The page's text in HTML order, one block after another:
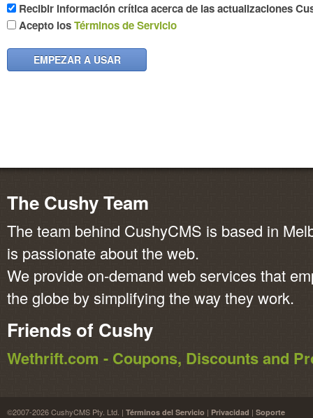
Recibir información crítica acerca de las actualizaciones
Acepto losTérminos de Servicio
EMPEZAR A USAR
The Cushy Team
The team behind CushyCMS is based in
is passionate about the web.
We provide on-demand web services that
the globe by simplifying the way they work.
Friends of Cushy
Wethrift.com - Coupons, Discounts and
©2007-2026 CushyCMS Pty. Ltd. | Términos del Servicio | Privacidad | Soporte